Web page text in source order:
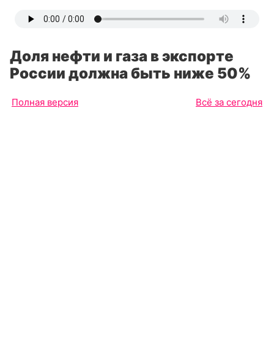
Доля нефти и газа в экспорте
России должна быть ниже 50%
Полная версия Всё за сегодня